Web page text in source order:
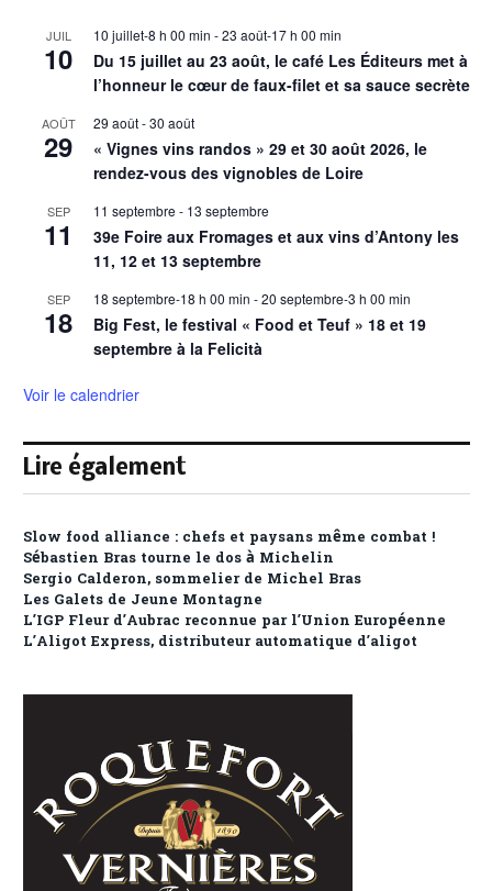
JUIL
10
10 juillet-8 h 00 min -23 août-17 h 00 min
Du 15 juillet au 23 août, le café Les Éditeurs met à
l’honneur le cœur de faux-filet et sa sauce secrète
AOÛT
29
29 août-30 août
« Vignes vins randos » 29 et 30 août 2026, le
rendez-vous des vignobles de Loire
SEP
11
11 septembre - 13 septembre
39e Foire aux Fromages et aux vins d’Antony les
11, 12 et 13 septembre
SEP
18
18 septembre-18 h 00 min -20 septembre-3 h 00 min
Big Fest, le festival « Food et Teuf » 18 et 19
septembre à la Felicità
Voir le calendrier
Lire également
Slow food alliance : chefs et paysans même combat !
Sébastien Bras tourne le dos à Michelin
Sergio Calderon, sommelier de Michel Bras
Les Galets de Jeune Montagne
L’IGP Fleur d’Aubrac reconnue par l’Union Européenne
L’Aligot Express, distributeur automatique d’aligot